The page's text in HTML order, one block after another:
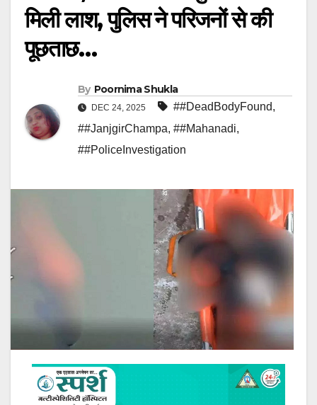
मिली लाश, पुलिस ने परिजनों से की
पूछताछ…
By Poornima Shukla
DEC 24, 2025 ##DeadBodyFound,
##JanjgirChampa, ##Mahanadi,
##PoliceInvestigation